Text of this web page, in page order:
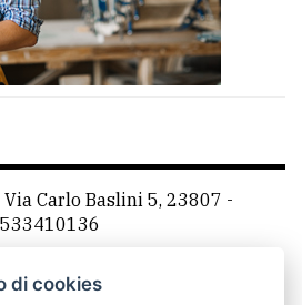
Via Carlo Baslini 5, 23807 -
di cookies